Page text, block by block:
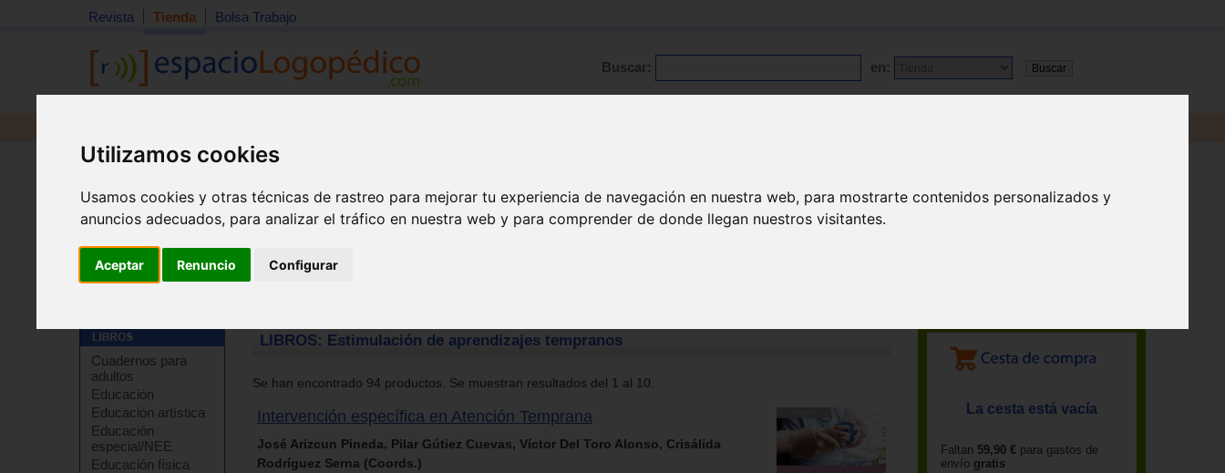
Utilizamos cookies
Usamos cookies y otras técnicas de rastreo para mejorar tu experiencia de navegación en nuestra web, para mostrarte contenidos personalizados y
anuncios adecuados, para analizar el tráfico en nuestra web y para comprender de donde llegan nuestros visitantes.
Aceptar Renuncio Configurar
Revista Tienda Bolsa Trabajo
Buscar: en:
Cuadernos para
adultos
Educación
Educación artística
Educación
especial/NEE
Educación física
LIBROS: Estimulación de aprendizajes tempranos
Se han encontrado 94 productos. Se muestran resultados del 1 al 10.
Intervención específica en Atención Temprana
José Arizcun Pineda, Pilar Gútiez Cuevas, Víctor Del Toro Alonso, Crisálida
Rodríguez Serna (Coords.)
La cesta está vacía
Faltan 59,90 € para gastos de
envío gratis